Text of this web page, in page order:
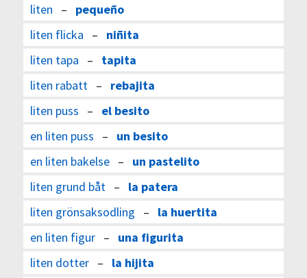
liten – pequeño
liten flicka – niñita
liten tapa – tapita
liten rabatt – rebajita
liten puss – el besito
en liten puss – un besito
en liten bakelse– un pastelito
liten grund båt – la patera
liten grönsaksodling – la huertita
en liten figur– una figurita
liten dotter– la hijita